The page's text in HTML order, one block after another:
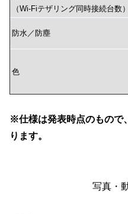
（Wi-Fiテザリング同時接続台数）
防水／防塵
色
※仕様は発表時点のもので
ります。
写真・